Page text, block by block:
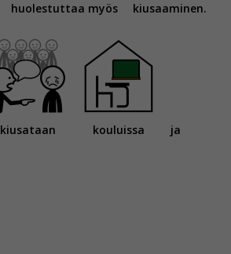
huolestuttaa myös kiusaaminen.
kiusataan kouluissa ja